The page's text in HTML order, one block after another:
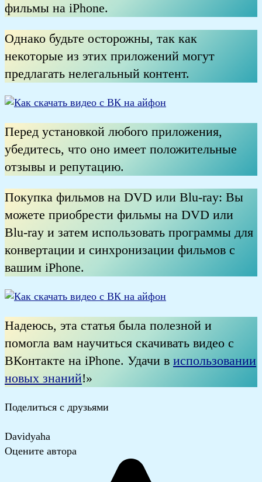
фильмы на iPhone.
Однако будьте осторожны, так как
некоторые из этих приложений могут
предлагать нелегальный контент.
Перед установкой любого приложения,
убедитесь, что оно имеет положительные
отзывы и репутацию.
Покупка фильмов на DVD или Blu-ray: Вы
можете приобрести фильмы на DVD или
Blu-ray и затем использовать программы для
конвертации и синхронизации фильмов с
вашим iPhone.
Надеюсь, эта статья была полезной и
помогла вам научиться скачивать видео с
ВКонтакте на iPhone. Удачи в использовании
новых знаний!»
Поделиться с друзьями
Davidyaha
Оцените автора